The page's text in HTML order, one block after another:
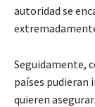
autoridad se
Seguidamente,
países pudieran
quieren